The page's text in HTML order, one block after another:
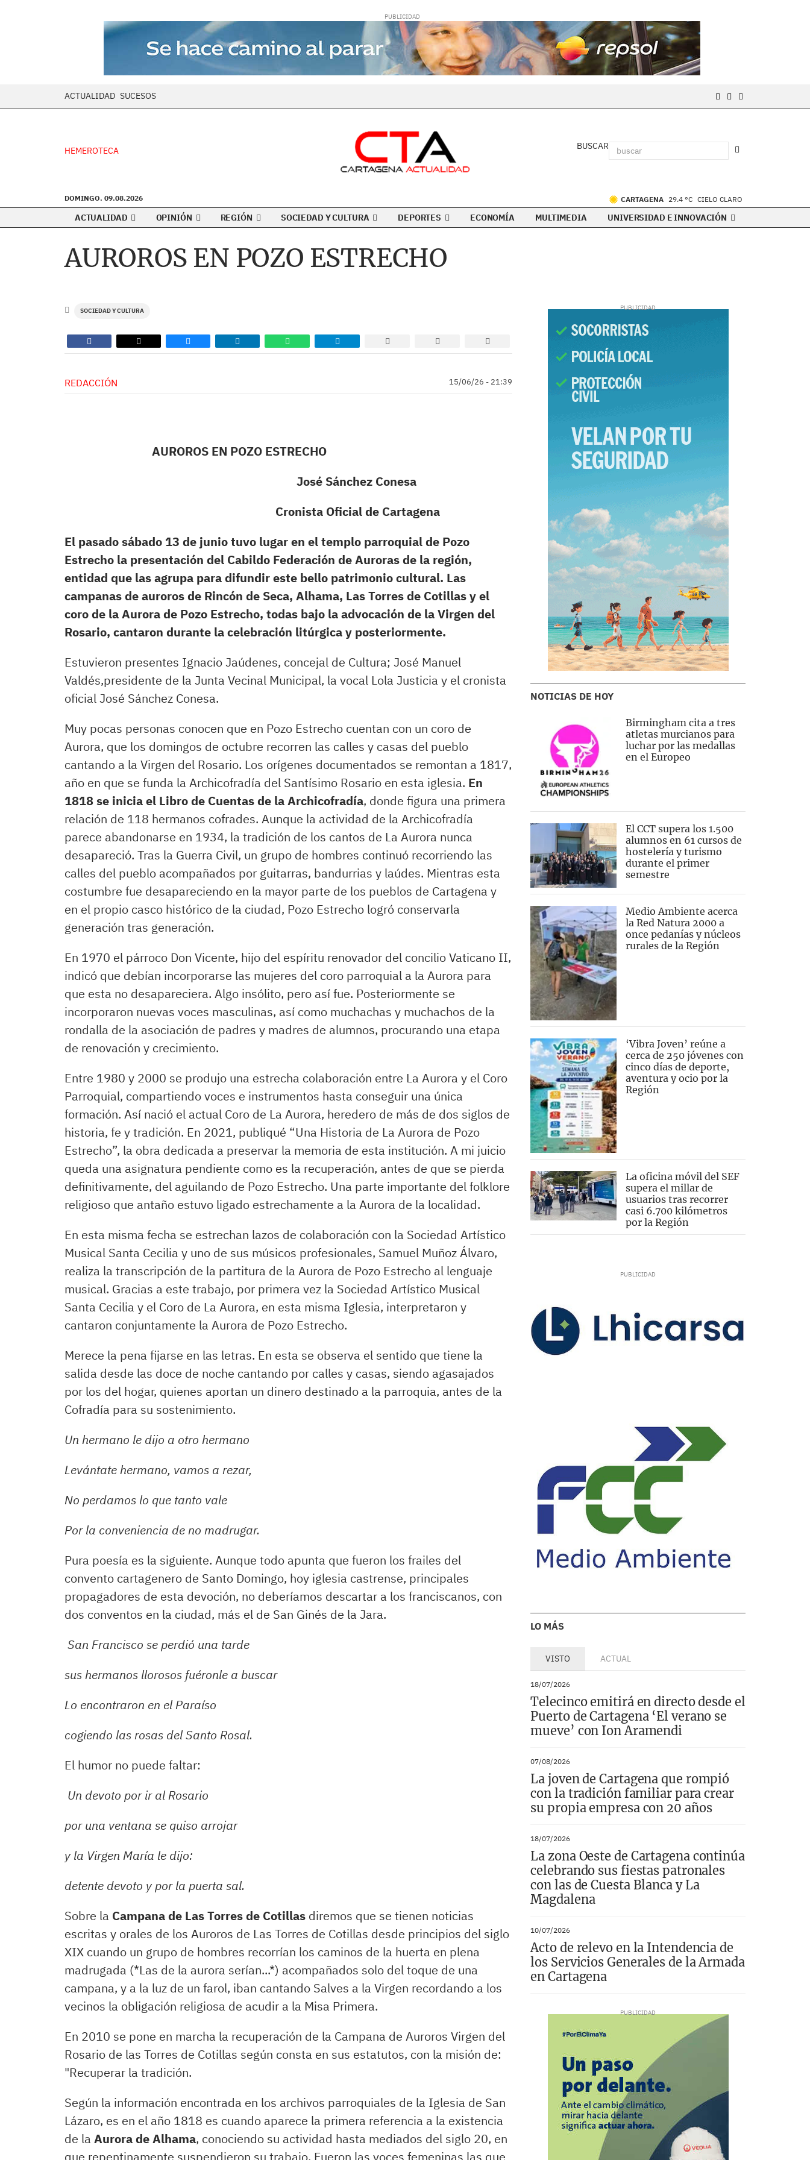
ACTUALIDAD SUCESOS
HEMEROTECA BUSCAR
DOMINGO. 09.08.2026 CARTAGENA 29.4 °C CIELO CLARO
ACTUALIDAD OPINIÓN REGIÓN SOCIEDAD Y CULTURA DEPORTES ECONOMÍA MULTIMEDIA UNIVERSIDAD E INNOVACIÓN
AUROROS EN POZO ESTRECHO
SOCIEDAD Y CULTURA
REDACCIÓN 15/06/26 - 21:39
AUROROS EN POZO ESTRECHO
José Sánchez Conesa
Cronista Oficial de Cartagena
El pasado sábado 13 de junio tuvo lugar en el templo parroquial de Pozo
Estrecho la presentación del Cabildo Federación de Auroras de la región,
entidad que las agrupa para difundir este bello patrimonio cultural. Las
campanas de auroros de Rincón de Seca, Alhama, Las Torres de Cotillas y el
coro de la Aurora de Pozo Estrecho, todas bajo la advocación de la Virgen del
Rosario, cantaron durante la celebración litúrgica y posteriormente.
Estuvieron presentes Ignacio Jaúdenes, concejal de Cultura; José Manuel
Valdés,presidente de la Junta Vecinal Municipal, la vocal Lola Justicia y el cronista
oficial José Sánchez Conesa.
Muy pocas personas conocen que en Pozo Estrecho cuentan con un coro de
Aurora, que los domingos de octubre recorren las calles y casas del pueblo
cantando a la Virgen del Rosario. Los orígenes documentados se remontan a 1817,
año en que se funda la Archicofradía del Santísimo Rosario en esta iglesia. En
1818 se inicia el Libro de Cuentas de la Archicofradía, donde figura una primera
relación de 118 hermanos cofrades. Aunque la actividad de la Archicofradía
parece abandonarse en 1934, la tradición de los cantos de La Aurora nunca
desapareció. Tras la Guerra Civil, un grupo de hombres continuó recorriendo las
calles del pueblo acompañados por guitarras, bandurrias y laúdes. Mientras esta
costumbre fue desapareciendo en la mayor parte de los pueblos de Cartagena y
en el propio casco histórico de la ciudad, Pozo Estrecho logró conservarla
generación tras generación.
En 1970 el párroco Don Vicente, hijo del espíritu renovador del concilio Vaticano II,
indicó que debían incorporarse las mujeres del coro parroquial a la Aurora para
que esta no desapareciera. Algo insólito, pero así fue. Posteriormente se
incorporaron nuevas voces masculinas, así como muchachas y muchachos de la
rondalla de la asociación de padres y madres de alumnos, procurando una etapa
de renovación y crecimiento.
Entre 1980 y 2000 se produjo una estrecha colaboración entre La Aurora y el Coro
Parroquial, compartiendo voces e instrumentos hasta conseguir una única
formación. Así nació el actual Coro de La Aurora, heredero de más de dos siglos de
historia, fe y tradición. En 2021, publiqué “Una Historia de La Aurora de Pozo
Estrecho”, la obra dedicada a preservar la memoria de esta institución. A mi juicio
queda una asignatura pendiente como es la recuperación, antes de que se pierda
definitivamente, del aguilando de Pozo Estrecho. Una parte importante del folklore
religioso que antaño estuvo ligado estrechamente a la Aurora de la localidad.
En esta misma fecha se estrechan lazos de colaboración con la Sociedad Artístico
Musical Santa Cecilia y uno de sus músicos profesionales, Samuel Muñoz Álvaro,
realiza la transcripción de la partitura de la Aurora de Pozo Estrecho al lenguaje
musical. Gracias a este trabajo, por primera vez la Sociedad Artístico Musical
Santa Cecilia y el Coro de La Aurora, en esta misma Iglesia, interpretaron y
cantaron conjuntamente la Aurora de Pozo Estrecho.
Merece la pena fijarse en las letras. En esta se observa el sentido que tiene la
salida desde las doce de noche cantando por calles y casas, siendo agasajados
por los del hogar, quienes aportan un dinero destinado a la parroquia, antes de la
Cofradía para su sostenimiento.
Un hermano le dijo a otro hermano
Levántate hermano, vamos a rezar,
No perdamos lo que tanto vale
Por la conveniencia de no madrugar.
Pura poesía es la siguiente. Aunque todo apunta que fueron los frailes del
convento cartagenero de Santo Domingo, hoy iglesia castrense, principales
propagadores de esta devoción, no deberíamos descartar a los franciscanos, con
dos conventos en la ciudad, más el de San Ginés de la Jara.
San Francisco se perdió una tarde
sus hermanos llorosos fuéronle a buscar
Lo encontraron en el Paraíso
cogiendo las rosas del Santo Rosal.
El humor no puede faltar:
Un devoto por ir al Rosario
por una ventana se quiso arrojar
y la Virgen María le dijo:
detente devoto y por la puerta sal.
Sobre la Campana de Las Torres de Cotillas diremos que se tienen noticias
escritas y orales de los Auroros de Las Torres de Cotillas desde principios del siglo
XIX cuando un grupo de hombres recorrían los caminos de la huerta en plena
madrugada (*Las de la aurora serían...*) acompañados solo del toque de una
campana, y a la luz de un farol, iban cantando Salves a la Virgen recordando a los
vecinos la obligación religiosa de acudir a la Misa Primera.
En 2010 se pone en marcha la recuperación de la Campana de Auroros Virgen del
Rosario de las Torres de Cotillas según consta en sus estatutos, con la misión de:
"Recuperar la tradición.
Según la información encontrada en los archivos parroquiales de la Iglesia de San
Lázaro, es en el año 1818 es cuando aparece la primera referencia a la existencia
de la Aurora de Alhama, conociendo su actividad hasta mediados del siglo 20, en
que repentinamente suspendieron su trabajo. Fueron las voces femeninas las que
NOTICIAS DE HOY
Birmingham cita a tres
atletas murcianos para
luchar por las medallas
en el Europeo
El CCT supera los 1.500
alumnos en 61 cursos de
hostelería y turismo
durante el primer
semestre
Medio Ambiente acerca
la Red Natura 2000 a
once pedanías y núcleos
rurales de la Región
‘Vibra Joven’ reúne a
cerca de 250 jóvenes con
cinco días de deporte,
aventura y ocio por la
Región
La oficina móvil del SEF
supera el millar de
usuarios tras recorrer
casi 6.700 kilómetros
por la Región
LO MÁS
VISTO ACTUAL
18/07/2026
Telecinco emitirá en directo desde el
Puerto de Cartagena ‘El verano se
mueve’ con Ion Aramendi
07/08/2026
La joven de Cartagena que rompió
con la tradición familiar para crear
su propia empresa con 20 años
18/07/2026
La zona Oeste de Cartagena continúa
celebrando sus fiestas patronales
con las de Cuesta Blanca y La
Magdalena
10/07/2026
Acto de relevo en la Intendencia de
los Servicios Generales de la Armada
en Cartagena